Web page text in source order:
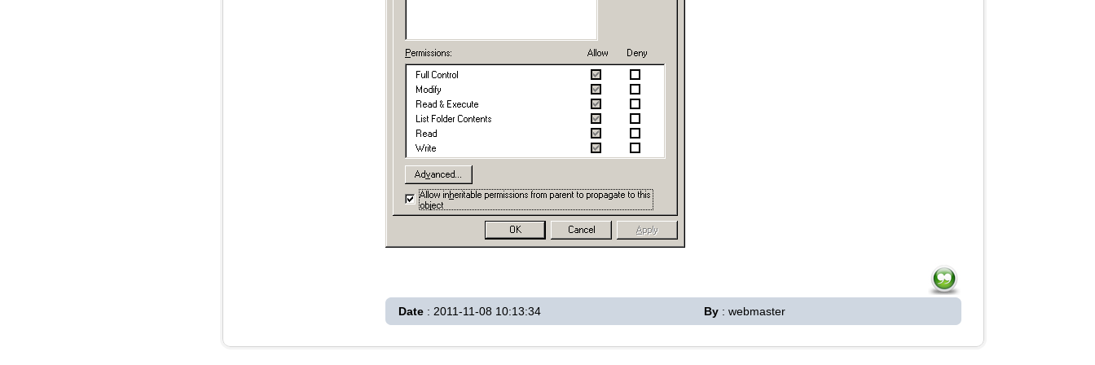
Date : 2011-11-08 10:13:34 By : webmaster